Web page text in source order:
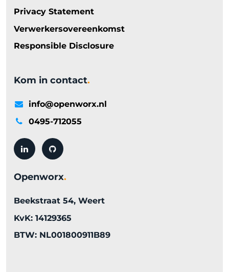
Privacy Statement
Verwerkersovereenkomst
Responsible Disclosure
Kom in contact.
info@openworx.nl
0495-712055
Openworx.
Beekstraat 54, Weert
KvK: 14129365
BTW: NL001800911B89